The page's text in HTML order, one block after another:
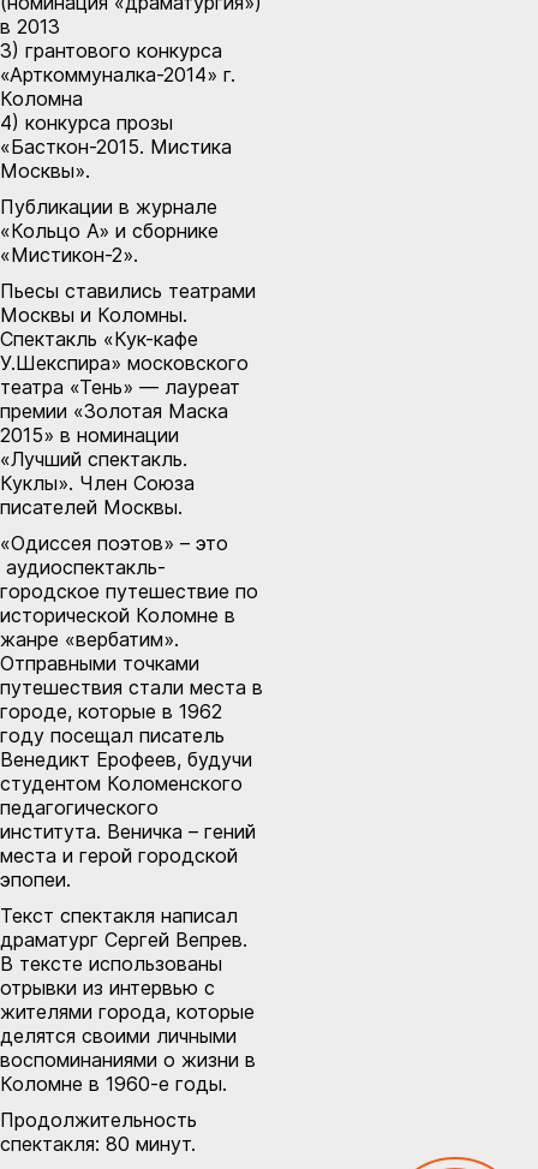
в 2013
3) грантового конкурса
«Арткоммуналка-2014» г.
Коломна
4) конкурса прозы
«Басткон-2015. Мистика
Москвы».
Публикации в журнале
«Кольцо А» и сборнике
«Мистикон-2».
Пьесы ставились театрами
Москвы и Коломны.
Спектакль «Кук-кафе
У.Шекспира» московского
театра «Тень» — лауреат
премии «Золотая Маска
2015» в номинации
«Лучший спектакль.
Куклы». Член Союза
писателей Москвы.
«Одиссея поэтов» – это
аудиоспектакль-
городское путешествие по
исторической Коломне в
жанре «вербатим».
Отправными точками
путешествия стали места в
городе, которые в 1962
году посещал писатель
Венедикт Ерофеев, будучи
студентом Коломенского
педагогического
института. Веничка – гений
места и герой городской
эпопеи.
Текст спектакля написал
драматург Сергей Вепрев.
В тексте использованы
отрывки из интервью с
жителями города, которые
делятся своими личными
воспоминаниями о жизни в
Коломне в 1960-е годы.
Продолжительность
спектакля: 80 минут.